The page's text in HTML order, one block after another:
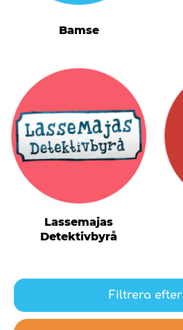
Bamse
Lassemajas
Detektivbyrå
Filtrera efter